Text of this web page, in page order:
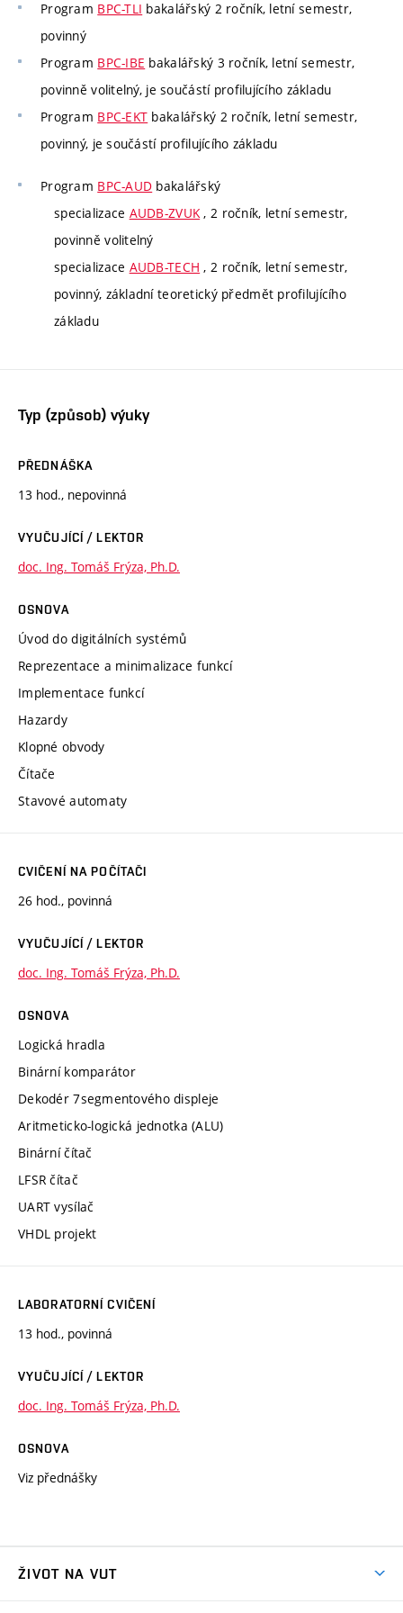
Program BPC-TLI bakalářský 2 ročník, letní semestr,
povinný
Program BPC-IBE bakalářský 3 ročník, letní semestr,
povinně volitelný, je součástí profilujícího základu
Program BPC-EKT bakalářský 2 ročník, letní semestr,
povinný, je součástí profilujícího základu
Program BPC-AUD bakalářský
specializace AUDB-ZVUK, 2 ročník, letní semestr,
povinně volitelný
specializace AUDB-TECH , 2 ročník, letní semestr,
povinný, základní teoretický předmět profilujícího
základu
Typ (způsob) výuky
PŘEDNÁŠKA
13 hod., nepovinná
VYUČUJÍCÍ / LEKTOR
doc. Ing. Tomáš Frýza, Ph.D.
OSNOVA
Úvod do digitálních systémů
Reprezentace a minimalizace funkcí
Implementace funkcí
Hazardy
Klopné obvody
Čítače
Stavové automaty
CVIČENÍ NA POČÍTAČI
26 hod., povinná
VYUČUJÍCÍ / LEKTOR
doc. Ing. Tomáš Frýza, Ph.D.
OSNOVA
Logická hradla
Binární komparátor
Dekodér 7segmentového displeje
Aritmeticko-logická jednotka (ALU)
Binární čítač
LFSR čítač
UART vysílač
VHDL projekt
LABORATORNÍ CVIČENÍ
13 hod., povinná
VYUČUJÍCÍ / LEKTOR
doc. Ing. Tomáš Frýza, Ph.D.
OSNOVA
Viz přednášky
ŽIVOT NA VUT